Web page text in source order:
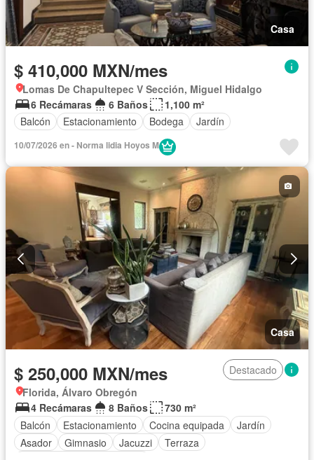
Casa
$ 410,000 MXN/mes
Lomas De Chapultepec V Sección, Miguel Hidalgo
6 Recámaras
6 Baños
1,100 m²
Balcón
Estacionamiento Bodega Jardín
10/07/2026 en - Norma lidia Hoyos M
Casa
$ 250,000 MXN/mes
Destacado
Florida, Álvaro Obregón
4 Recámaras
8 Baños
730 m²
Balcón
Estacionamiento Cocina equipada
Jardín
Asador
Gimnasio Jacuzzi
Terraza